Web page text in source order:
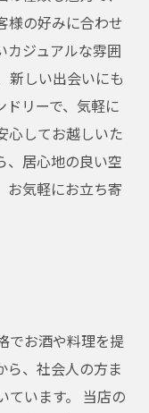
様の好みに合わせ
カジュアルな雰囲
新しい出会いにも
ドリーで、気軽に
心してお越しいた
、居心地の良い空
お気軽にお立ち寄
でお酒や料理を提
ら、社会人の方ま
ています。 当店の